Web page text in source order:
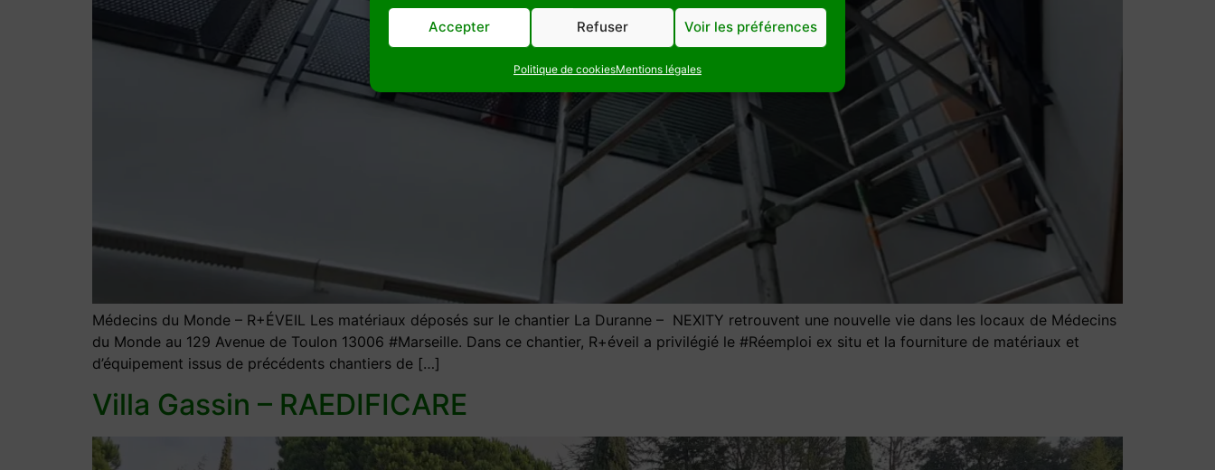
Accepter Refuser Voir les préférences
Politique de cookiesMentions légales
Médecins du Monde – R+ÉVEIL Les matériaux déposés sur le chantier La Duranne – NEXITY retrouvent une nouvelle vie dans les locaux de Médecins
du Monde au 129 Avenue de Toulon 13006 #Marseille. Dans ce chantier, R+éveil a privilégié le #Réemploi ex situ et la fourniture de matériaux et
d’équipement issus de précédents chantiers de […]
Villa Gassin – RAEDIFICARE